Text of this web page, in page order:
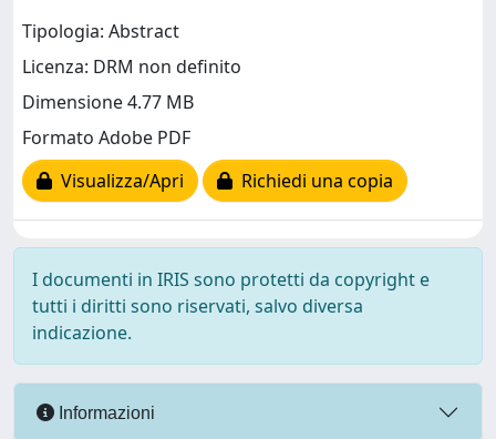
Tipologia: Abstract
Licenza: DRM non definito
Dimensione 4.77 MB
Formato Adobe PDF
Visualizza/Apri
Richiedi una copia
I documenti in IRIS sono protetti da copyright e
tutti i diritti sono riservati, salvo diversa
indicazione.
Informazioni